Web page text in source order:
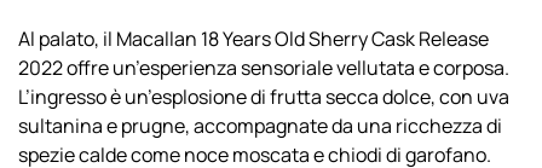
Al palato, il Macallan 18 Years Old Sherry Cask Release
2022 offre un’esperienza sensoriale vellutata e corposa.
L’ingresso è un’esplosione di frutta secca dolce, con uva
sultanina e prugne, accompagnate da una ricchezza di
spezie calde come noce moscata e chiodi di garofano.